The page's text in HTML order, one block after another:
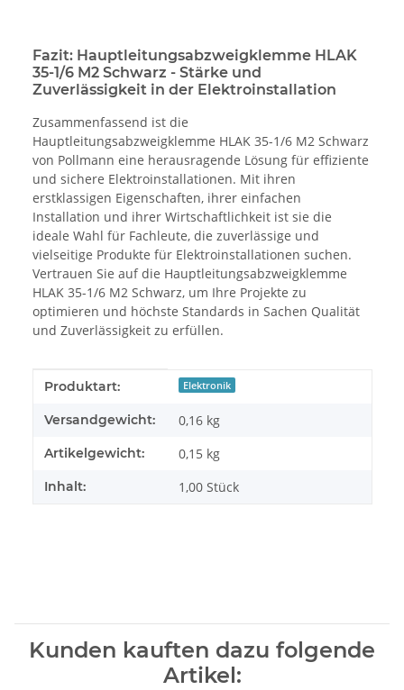
Fazit: Hauptleitungsabzweigklemme HLAK
35-1/6 M2 Schwarz - Stärke und
Zuverlässigkeit in der Elektroinstallation
Zusammenfassend ist die
Hauptleitungsabzweigklemme HLAK 35-1/6 M2 Schwarz
von Pollmann eine herausragende Lösung für effiziente
und sichere Elektroinstallationen. Mit ihren
erstklassigen Eigenschaften, ihrer einfachen
Installation und ihrer Wirtschaftlichkeit ist sie die
ideale Wahl für Fachleute, die zuverlässige und
vielseitige Produkte für Elektroinstallationen suchen.
Vertrauen Sie auf die Hauptleitungsabzweigklemme
HLAK 35-1/6 M2 Schwarz, um Ihre Projekte zu
optimieren und höchste Standards in Sachen Qualität
und Zuverlässigkeit zu erfüllen.
Produkteigenschaft
Wert
Produktart: Elektronik
Versandgewicht: 0,16 kg
Artikelgewicht: 0,15 kg
Inhalt: 1,00 Stück
Kunden kauften dazu folgende
Artikel: